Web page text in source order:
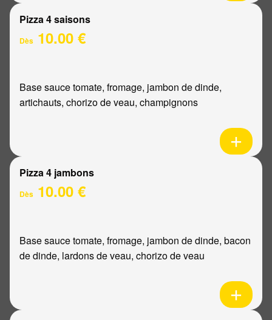
Pizza 4 saisons
Dès 10.00 €
Base sauce tomate, fromage, jambon de dinde,
artichauts, chorizo de veau, champignons
Pizza 4 jambons
Dès 10.00 €
Base sauce tomate, fromage, jambon de dinde, bacon
de dinde, lardons de veau, chorizo de veau